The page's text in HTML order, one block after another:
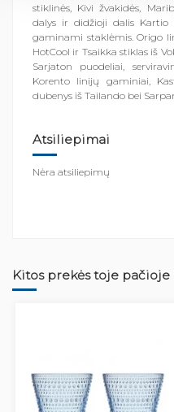
stiklinės, Kivi žvakidės,
dalys ir didžioji dalis
gaminami staklėmis. Origo
HotCool ir Tsaikka stiklas iš
Sarjaton puodeliai,
Korento linijų gaminiai,
dubenys iš Tailando bei
Atsiliepimai
Nėra atsiliepimų
Kitos prekės toje